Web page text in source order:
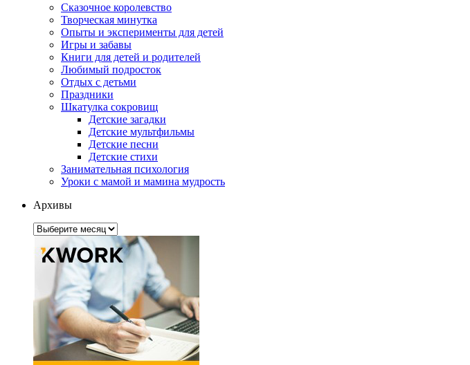
Сказочное королевство
Творческая минутка
Опыты и эксперименты для детей
Игры и забавы
Книги для детей и родителей
Любимый подросток
Отдых с детьми
Праздники
Шкатулка сокровищ
Детские загадки
Детские мультфильмы
Детские песни
Детские стихи
Занимательная психология
Уроки с мамой и мамина мудрость
Архивы
Архивы